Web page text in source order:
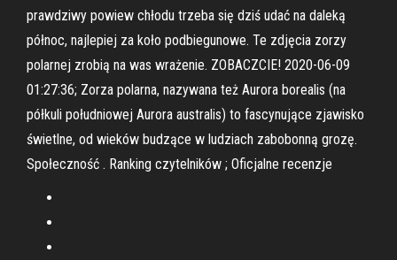
prawdziwy powiew chłodu trzeba się dziś udać na daleką
północ, najlepiej za koło podbiegunowe. Te zdjęcia zorzy
polarnej zrobią na was wrażenie. ZOBACZCIE! 2020-06-09
01:27:36; Zorza polarna, nazywana też Aurora borealis (na
półkuli południowej Aurora australis) to fascynujące zjawisko
świetlne, od wieków budzące w ludziach zabobonną grozę.
Społeczność . Ranking czytelników ; Oficjalne recenzje